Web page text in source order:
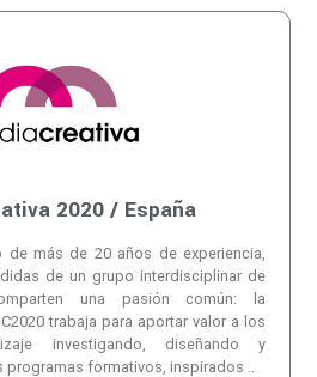
2020 / España
de más de 20 años de experiencia,
de un grupo interdisciplinar de
una pasión común: la
trabaja para aportar valor a los
investigando, diseñando y
formativos, inspirados ..